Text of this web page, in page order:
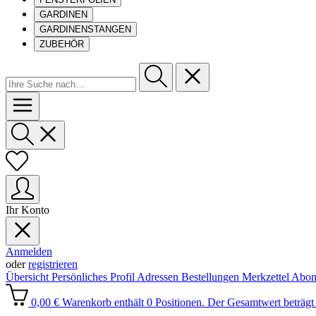
GARDINEN
GARDINENSTANGEN
ZUBEHÖR
Ihr Konto
Anmelden
oderregistrieren
Übersicht Persönliches Profil Adressen Bestellungen Merkzettel
0,00 € Warenkorb enthält 0 Positionen. Der Gesamtwert